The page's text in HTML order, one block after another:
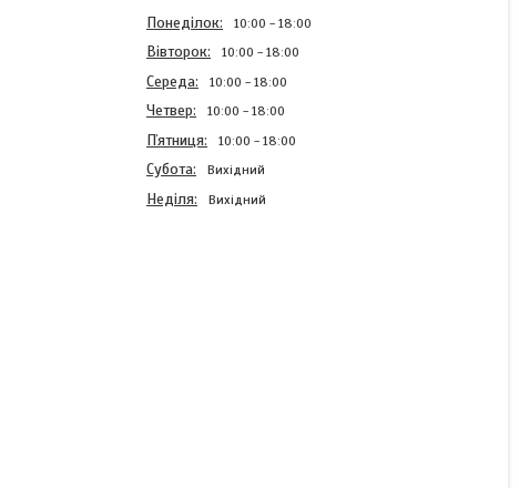
Понеділок 10:00 18:00
Вівторок 10:00 18:00
Середа 10:00 18:00
Четвер 10:00 18:00
Пʼятниця 10:00 18:00
Субота Вихідний
Неділя Вихідний